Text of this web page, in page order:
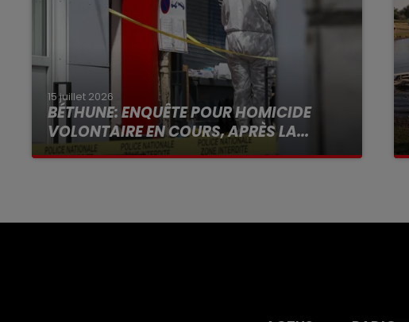
15 juillet 2026
BÉTHUNE: ENQUÊTE POUR HOMICIDE
VOLONTAIRE EN COURS, APRÈS LA...
Selon les premiers éléments, le logement